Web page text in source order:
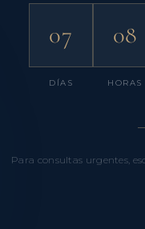
07
DÍAS
08
HORAS
Para consultas urgentes,